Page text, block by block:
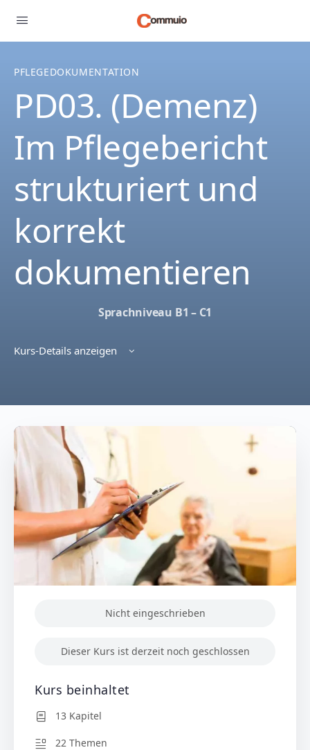
PFLEGEDOKUMENTATION
PD03. (Demenz)
Im Pflegebericht
strukturiert und
korrekt
dokumentieren
Sprachniveau B1 – C1
Kurs-Details anzeigen
Nicht eingeschrieben
Dieser Kurs ist derzeit noch geschlossen
Kurs beinhaltet
13 Kapitel
22 Themen